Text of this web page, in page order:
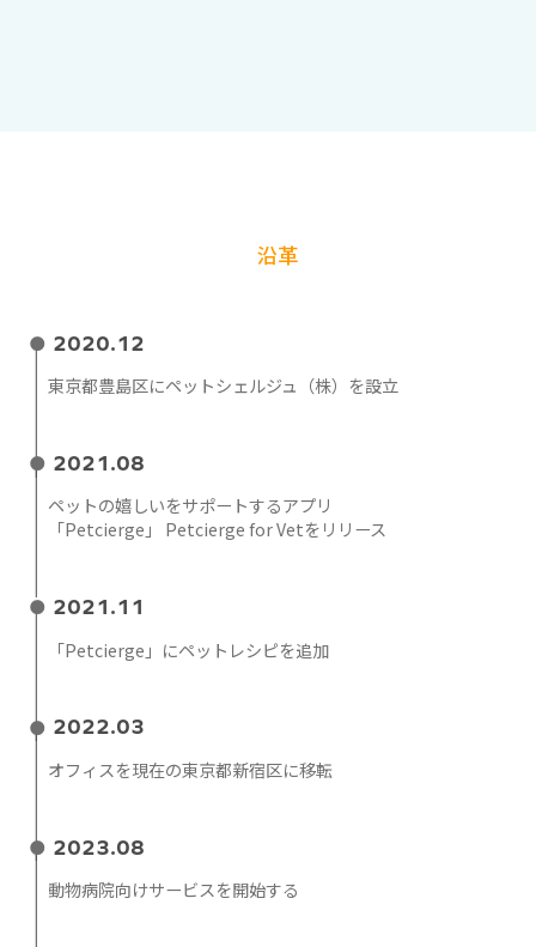
沿革
2020.12
東京都豊島区にペットシェルジュ（株）を設立
2021.08
ペットの嬉しいをサポートするアプリ
「Petcierge」 Petcierge for Vetをリリース
2021.11
「Petcierge」にペットレシピを追加
2022.03
オフィスを現在の東京都新宿区に移転
2023.08
動物病院向けサービスを開始する